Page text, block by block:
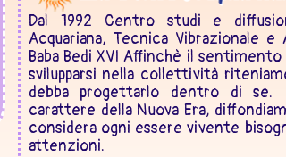
Dal 1992 Centro studi e
Acquariana, Tecnica Vibrazionale
Baba Bedi XVI Affinchè il
svilupparsi nella collettività
debba progettarlo dentro di se.
carattere della Nuova Era,
considera ogni essere vivente
attenzioni.